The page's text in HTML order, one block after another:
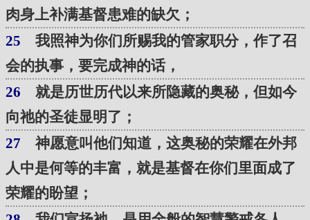
肉身上补满基督患难的缺欠；
25 我照神为你们所赐我的管家职分，作了召
会的执事，要完成神的话，
26 就是历世历代以来所隐藏的奥秘，但如今
向祂的圣徒显明了；
27 神愿意叫他们知道，这奥秘的荣耀在外邦
人中是何等的丰富，就是基督在你们里面成了
荣耀的盼望；